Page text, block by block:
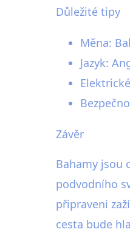
Důležité tipy
Měna:
Jazyk:
Závěr
Bahamy jsou
podvodního
připraveni
cesta bude